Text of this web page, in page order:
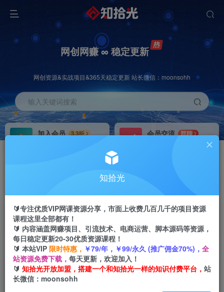
网创网赚 ∞ 稳定更新
网创资源&实战项目&365天稳定更新 站长微信：moonsohh
输入关键词搜索
加入会员
3.3折
会员交流
群聊
首页 创业课程 会员专属 正文
（4622期）拼多多跨境电商temu特训营：先入局
吃一波红利，从0到1打造爆款，快速变现
知拾光
🔰专注优质VIP网课资源分享，市面上收费几百几千的项目资源
课程这里全部都有！
🔰 内容涵盖网赚项目、引流技术、电商运营、脚本源码等资源，
每日稳定更新20-30优质资源课程！
🔰 本站VIP 限时特惠， ￥79/年，￥99/永久 (推广佣金70%)， 全
站资源免费下载， 每天更新，欢迎加入！
🔰 知拾光开放加盟，搭建一个和知拾光一样的知识付费平台， 站
长微信：moonsohh